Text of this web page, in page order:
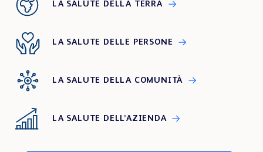
LA SALUTE DELLA TERRA
LA SALUTE DELLE PERSONE
LA SALUTE DELLA COMUNITÀ
LA SALUTE DELL’AZIENDA